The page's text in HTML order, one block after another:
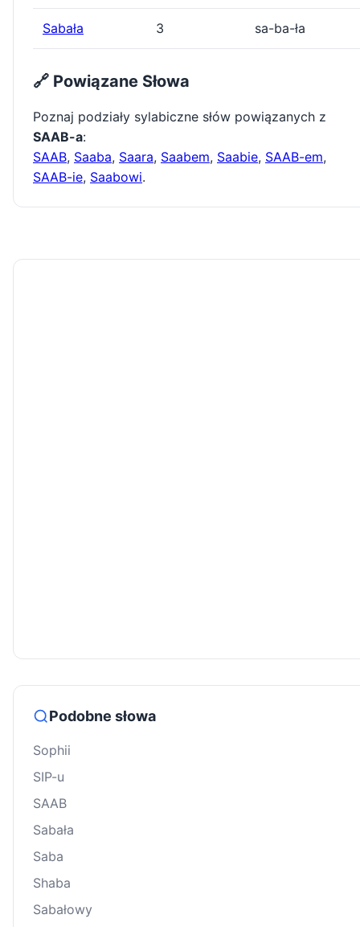
Sabała 3 sa-ba-ła
🔗 Powiązane Słowa
Poznaj podziały sylabiczne słów powiązanych z
SAAB-a:
SAAB, Saaba, Saara, Saabem, Saabie, SAAB-em,
SAAB-ie, Saabowi.
Podobne słowa
Sophii
SIP-u
SAAB
Sabała
Saba
Shaba
Sabałowy